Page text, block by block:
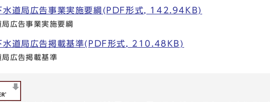
水道局広告事業実施要綱(PDF形式, 142.94KB)
広告事業実施要綱
水道局広告掲載基準(PDF形式, 210.48KB)
広告掲載基準